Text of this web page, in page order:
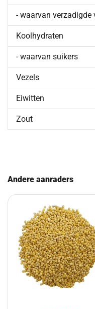
- waarvan verzadigde
Koolhydraten
- waarvan suikers
Vezels
Eiwitten
Zout
Andere aanraders